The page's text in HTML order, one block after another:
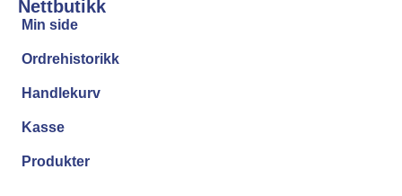
Nettbutikk
Min side
Ordrehistorikk
Handlekurv
Kasse
Produkter